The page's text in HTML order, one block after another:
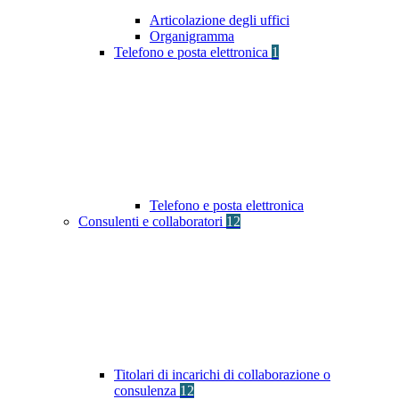
Articolazione degli uffici
Organigramma
Telefono e posta elettronica 1
Telefono e posta elettronica
Consulenti e collaboratori 12
Titolari di incarichi di collaborazione o
consulenza 12